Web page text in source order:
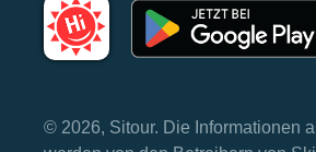
© 2026, Sitour. Die Informationen